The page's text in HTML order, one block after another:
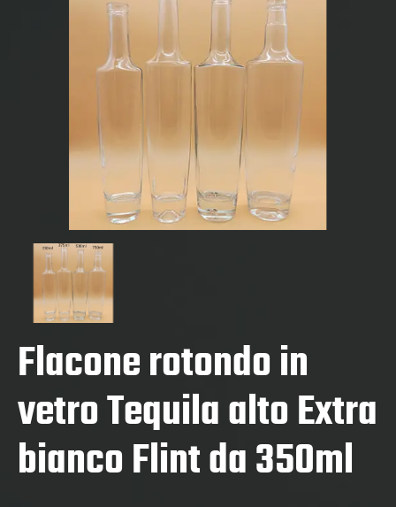
Flacone rotondo in
vetro Tequila alto Extra
bianco Flint da 350ml